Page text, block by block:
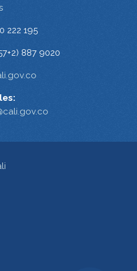
222 195
887 9020